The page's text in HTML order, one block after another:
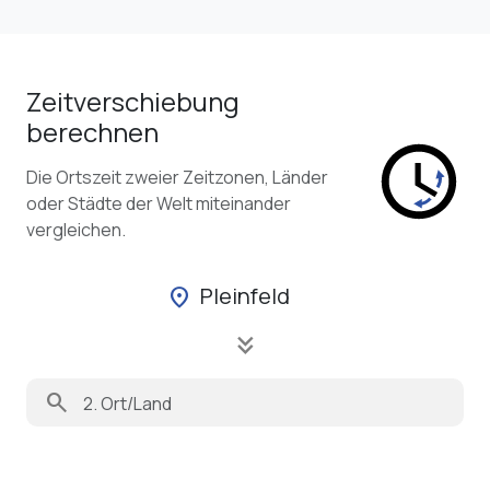
Zeitverschiebung
berechnen
Die Ortszeit zweier Zeitzonen, Länder
oder Städte der Welt miteinander
vergleichen.
location_on Pleinfeld
keyboard_double_arrow_down
search